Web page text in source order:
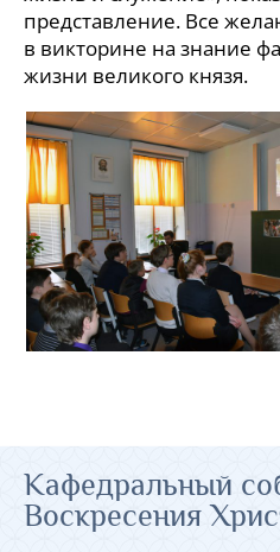
представление. Все
в викторине на знание
жизни великого князя.
Кафедральный
Воскресения